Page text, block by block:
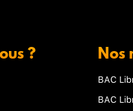
? Nos
BAC
BAC